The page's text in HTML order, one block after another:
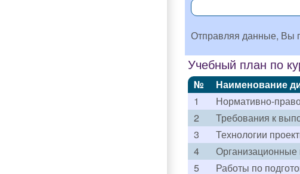
Отправляя данные, Вы
Учебный план по
№ Наименование
1
Нормативно-
2
Требования к
3
Технологии
4
5
Работы по